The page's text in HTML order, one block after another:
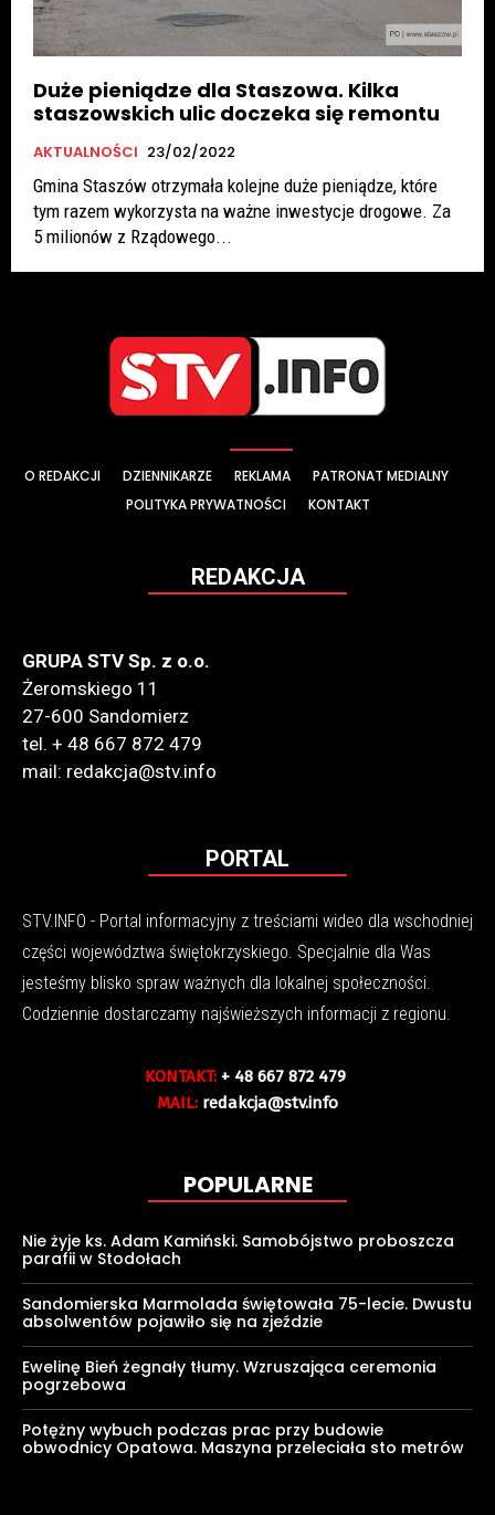
Duże pieniądze dla Staszowa. Kilka
staszowskich ulic doczeka się remontu
AKTUALNOŚCI 23/02/2022
Gmina Staszów otrzymała kolejne duże pieniądze, które
tym razem wykorzysta na ważne inwestycje drogowe. Za
5 milionów z Rządowego...
O REDAKCJI DZIENNIKARZE REKLAMA
PATRONAT MEDIALNY
POLITYKA PRYWATNOŚCI
KONTAKT
REDAKCJA
GRUPA STV Sp. z o.o.
Żeromskiego 11
27-600 Sandomierz
tel. + 48 667 872 479
mail: redakcja@stv.info
PORTAL
STV.INFO - Portal informacyjny z treściami wideo dla wschodniej
części województwa świętokrzyskiego. Specjalnie dla Was
jesteśmy blisko spraw ważnych dla lokalnej społeczności.
Codziennie dostarczamy najświeższych informacji z regionu.
KONTAKT: + 48 667 872 479
MAIL: redakcja@stv.info
POPULARNE
Nie żyje ks. Adam Kamiński. Samobójstwo proboszcza
parafii w Stodołach
Sandomierska Marmolada świętowała 75-lecie. Dwustu
absolwentów pojawiło się na zjeździe
Ewelinę Bień żegnały tłumy. Wzruszająca ceremonia
pogrzebowa
Potężny wybuch podczas prac przy budowie
obwodnicy Opatowa. Maszyna przeleciała sto metrów